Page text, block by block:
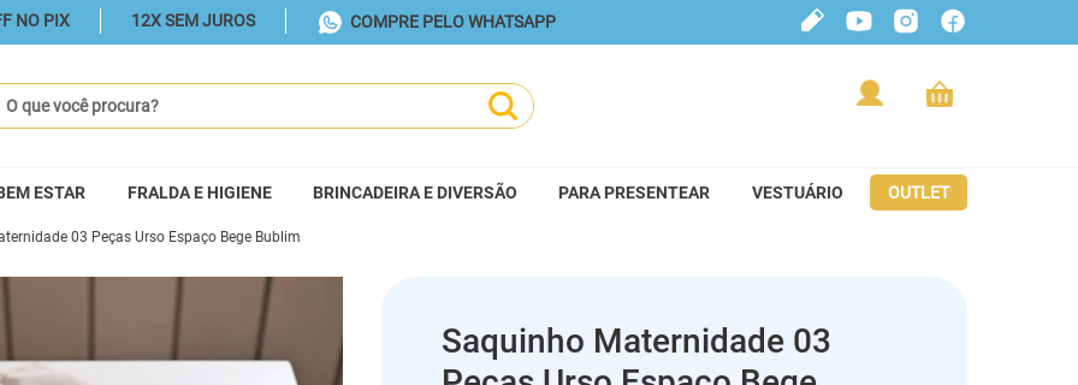
NO PIX 12X SEM JUROS COMPRE PELO WHATSAPP
você procura?
ESTAR FRALDA E HIGIENE BRINCADEIRA E DIVERSÃO PARA PRESENTEAR VESTUÁRIO OUTLET
03 Peças Urso Espaço Bege Bublim
Saquinho Maternidade 03